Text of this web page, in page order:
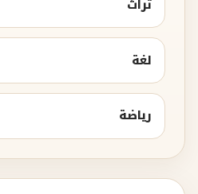
تراث
لغة
رياضة